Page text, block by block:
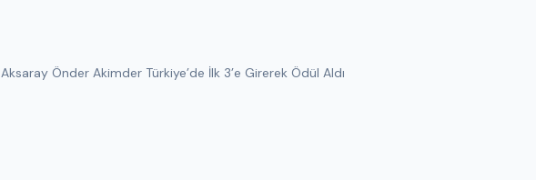
Aksaray Önder Akimder Türkiye’de İlk 3’e Girerek Ödül Aldı